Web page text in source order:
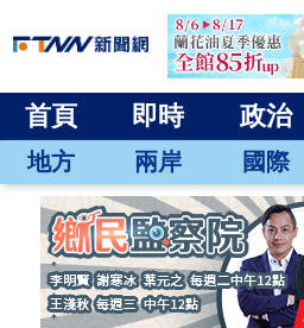
首頁 即時 政治
地方 兩岸 國際